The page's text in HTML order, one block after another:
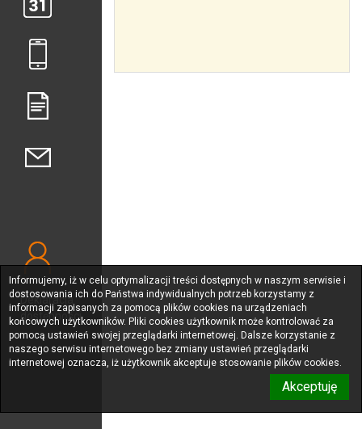
Informujemy, iż w celu optymalizacji treści dostępnych w naszym serwisie i
dostosowania ich do Państwa indywidualnych potrzeb korzystamy z
informacji zapisanych za pomocą plików cookies na urządzeniach
końcowych użytkowników. Pliki cookies użytkownik może kontrolować za
pomocą ustawień swojej przeglądarki internetowej. Dalsze korzystanie z
naszego serwisu internetowego bez zmiany ustawień przeglądarki
internetowej oznacza, iż użytkownik akceptuje stosowanie plików cookies.
Akceptuję
Deklaracja
dostępności